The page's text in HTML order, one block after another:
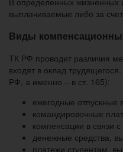
выплачиваемые либо за
Виды
ТК РФ проводит различия
входят в оклад
РФ, а именно – в ст. 165):
ежегодные отпускные
командировочные
компенсации в связи
денежные средства,
платежи студентам,